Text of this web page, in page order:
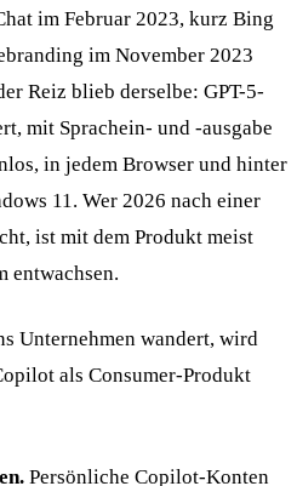
im Februar 2023, kurz Bing
im November 2023
Reiz blieb derselbe: GPT-5-
mit Sprachein- und -ausgabe
in jedem Browser und hinter
11. Wer 2026 nach einer
ist mit dem Produkt meist
entwachsen.
Unternehmen wandert, wird
als Consumer-Produkt
Persönliche Copilot-Konten